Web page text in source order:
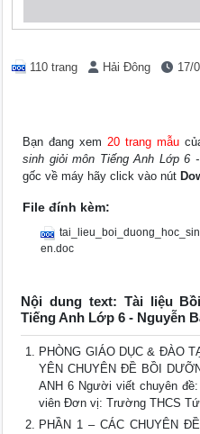
110 trang Hải Đông 17/
Bạn đang xem20 trang mẫu
sinh giỏi môn Tiếng Anh Lớp 6
gốc về máy hãy click vào nút
File đính kèm:
en.doc
Nội dung text: Tài liệu
Tiếng Anh Lớp 6 - Nguyễn
PHÒNG GIÁO DỤC & ĐÀO
YÊN CHUYÊN ĐỀ BỒI
ANH 6 Người viết chuyên
viên Đơn vị: Trường THCS
PHẦN 1 – CÁC CHUYÊN